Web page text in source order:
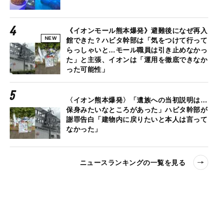
NEW
《イオンモール熊本爆発》避難後になぜ再入
館できた？ハビタ幹部は「気をつけて行って
らっしゃいと…モール職員は引き止めなかっ
た」と主張、イオンは「運用を徹底できなか
った可能性」
〈イオン熊本爆発〉「遺族への当初説明は…
保身みたいなところがあった」ハビタ幹部が
謝罪告白「建物内に戻りたいと本人は言って
なかった」
ニュースランキングの一覧を見る